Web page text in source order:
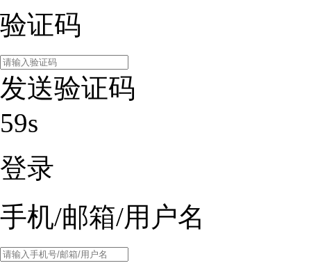
验证码
发送验证码
59s
登录
手机/邮箱/用户名